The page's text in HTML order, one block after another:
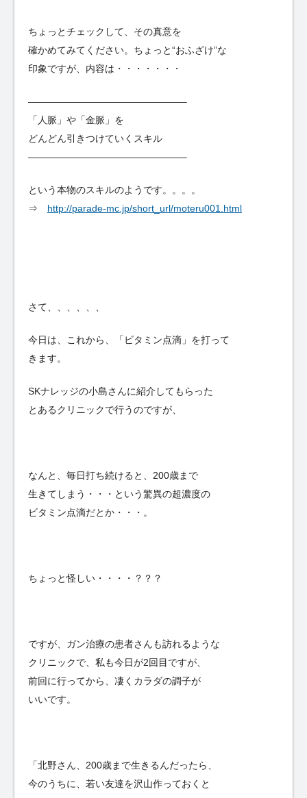
ちょっとチェックして、その真意を
確かめてみてください。ちょっと“おふざけ”な
印象ですが、内容は・・・・・・・
————————————————–
「人脈」や「金脈」を
どんどん引きつけていくスキル
————————————————–
という本物のスキルのようです。。。。
⇒ http://parade-mc.jp/short_url/moteru001.html
さて、、、、、、
今日は、これから、「ビタミン点滴」を打って
きます。
SKナレッジの小島さんに紹介してもらった
とあるクリニックで行うのですが、
なんと、毎日打ち続けると、200歳まで
生きてしまう・・・という驚異の超濃度の
ビタミン点滴だとか・・・。
ちょっと怪しい・・・・？？？
ですが、ガン治療の患者さんも訪れるような
クリニックで、私も今日が2回目ですが、
前回に行ってから、凄くカラダの調子が
いいです。
「北野さん、200歳まで生きるんだったら、
今のうちに、若い友達を沢山作っておくと